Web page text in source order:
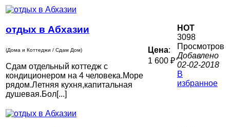
отдых в Абхазии
(Дома и Коттеджи / Сдам Дом)
Сдам отдельный коттедж с
кондиционером на 4 человека.Море
рядом.Летняя кухня,капитальная
душевая.Бол[...]
Цена:
1 600 ₽
HOT
3098
Просмотров
Добавлено
02-02-2018
В
избранное